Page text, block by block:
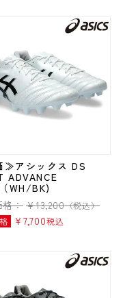
アシックス DS
ADVANCE
WH/BK)
格： ¥13,200（税込）
¥ 7,700税込